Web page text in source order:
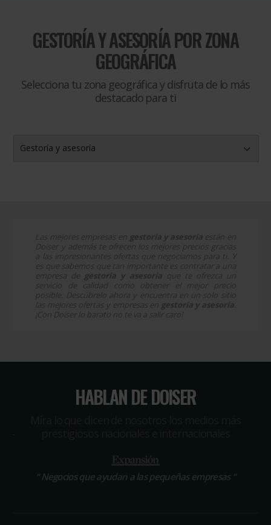
GESTORÍA Y ASESORÍAPOR ZONA
GEOGRÁFICA
Selecciona tu zona geográfica y disfruta de lo más
destacado para ti
Gestoría y asesoría
HABLAN DE DOISER
“Negocios que ayudan a las pequeñas empresas “